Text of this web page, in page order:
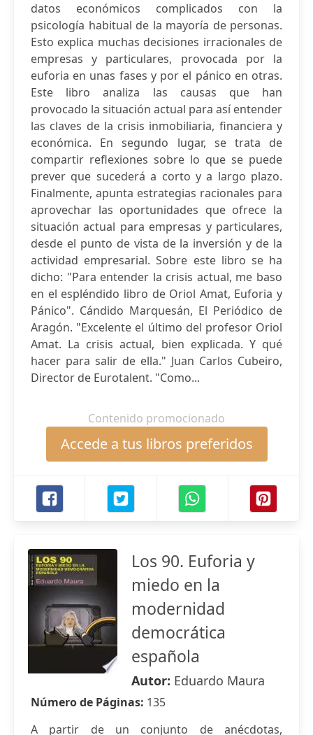
datos económicos complicados con la
psicología habitual de la mayoría de personas.
Esto explica muchas decisiones irracionales de
empresas y particulares, provocada por la
euforia en unas fases y por el pánico en otras.
Este libro analiza las causas que han
provocado la situación actual para así entender
las claves de la crisis inmobiliaria, financiera y
económica. En segundo lugar, se trata de
compartir reflexiones sobre lo que se puede
prever que sucederá a corto y a largo plazo.
Finalmente, apunta estrategias racionales para
aprovechar las oportunidades que ofrece la
situación actual para empresas y particulares,
desde el punto de vista de la inversión y de la
actividad empresarial. Sobre este libro se ha
dicho: "Para entender la crisis actual, me baso
en el espléndido libro de Oriol Amat, Euforia y
Pánico". Cándido Marquesán, El Periódico de
Aragón. "Excelente el último del profesor Oriol
Amat. La crisis actual, bien explicada. Y qué
hacer para salir de ella." Juan Carlos Cubeiro,
Director de Eurotalent. "Como...
Contenido promocionado
Accede a tus libros preferidos
Los 90. Euforia y
miedo en la
modernidad
democrática
española
Autor: Eduardo Maura
Número de Páginas: 135
A partir de un conjunto de anécdotas,